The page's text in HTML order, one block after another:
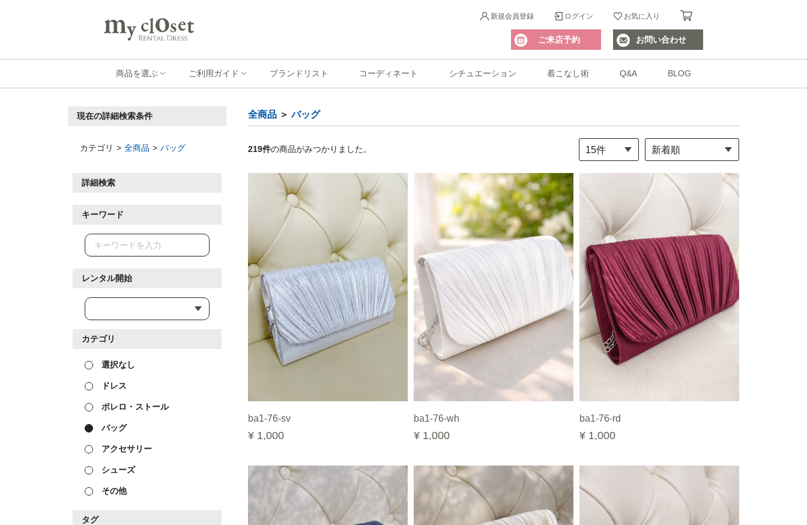
新規会員登録 ログイン お気に入り
ご来店予約 お問い合わせ
商品を選ぶ ご利用ガイド ブランドリスト コーディネート シチュエーション 着こなし術 Q&A BLOG
現在の詳細検索条件
カテゴリ 全商品 バッグ
詳細検索
キーワード
レンタル開始
カテゴリ
選択なし
ドレス
ボレロ・ストール
バッグ
アクセサリー
シューズ
その他
タグ
全商品 ＞ バッグ
219件の商品がみつかりました。
ba1-76-sv
¥ 1,000
ba1-76-wh
¥ 1,000
ba1-76-rd
¥ 1,000